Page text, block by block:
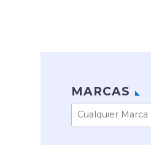
MARCAS